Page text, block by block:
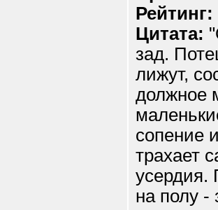
Рейтинг:
Цитата:
зад.
лижут,
должное
сопение
трахает
усердия.
на полу -